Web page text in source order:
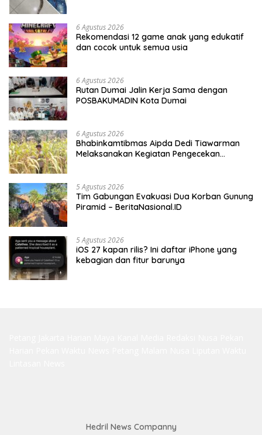
6 Agustus 2026
Rekomendasi 12 game anak yang edukatif
dan cocok untuk semua usia
6 Agustus 2026
Rutan Dumai Jalin Kerja Sama dengan
POSBAKUMADIN Kota Dumai
6 Agustus 2026
Bhabinkamtibmas Aipda Dedi Tiawarman
Melaksanakan Kegiatan Pengecekan
5 Agustus 2026
Tim Gabungan Evakuasi Dua Korban Gunung
Piramid – BeritaNasional.ID
5 Agustus 2026
iOS 27 kapan rilis? Ini daftar iPhone yang
kebagian dan fitur barunya
Hedril News Companny